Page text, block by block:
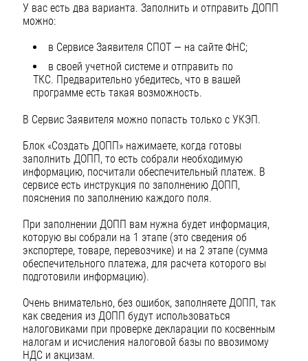
У вас есть два варианта. Заполнить и отправить ДОПП
можно:
в Сервисе Заявителя СПОТ — на сайте ФНС;
в своей учетной системе и отправить по
ТКС. Предварительно убедитесь, что в вашей
программе есть такая возможность.
В Сервис Заявителя можно попасть только с УКЭП.
Блок «Создать ДОПП» нажимаете, когда готовы
заполнить ДОПП, то есть собрали необходимую
информацию, посчитали обеспечительный платеж. В
сервисе есть инструкция по заполнению ДОПП,
пояснения по заполнению каждого поля.
При заполнении ДОПП вам нужна будет информация,
которую вы собрали на 1 этапе (это сведения об
экспортере, товаре, перевозчике) и на 2 этапе (сумма
обеспечительного платежа, для расчета которого вы
подготовили информацию).
Очень внимательно, без ошибок, заполняете ДОПП, так
как сведения из ДОПП будут использоваться
налоговиками при проверке декларации по косвенным
налогам и исчисления налоговой базы по ввозимому
НДС и акцизам.